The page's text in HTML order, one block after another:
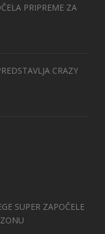
PRIPREME ZA
CRAZY
SUPER ZAPOČELE